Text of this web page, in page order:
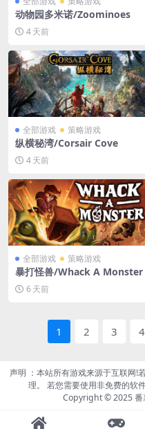
动物园多米诺/Zoominoes
4 天前
全部游戏 策略游戏
纵横秘湾/Corsair Cove
4 天前
全部游戏 策略游戏
暴打怪兽/Whack A Monster
6 天前
1 2 3 4
声明 ：本站所有游戏来源于互联网!
理。 若您需要使用非免费的软
Copyright © 2025